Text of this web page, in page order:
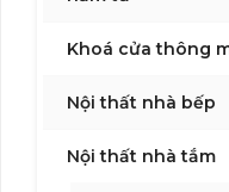
Khoá cửa thông
Nội thất nhà bếp
Nội thất nhà tắm
số lượng